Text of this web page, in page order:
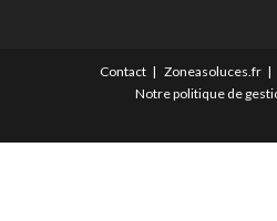
Contact Zoneasoluces.fr
Notre politique de